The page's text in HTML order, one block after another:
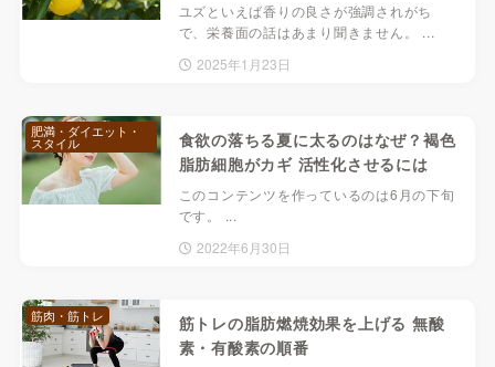
ユズといえば香りの良さが強調されがち
で、栄養面の話はあまり聞きません。 ...
2025年1月23日
食欲の落ちる夏に太るのはなぜ？褐色
脂肪細胞がカギ 活性化させるには
このコンテンツを作っているのは6月の下旬
です。 ...
2022年6月30日
肥満・ダイエット・
スタイル
筋トレの脂肪燃焼効果を上げる 無酸
素・有酸素の順番
筋肉・筋トレ